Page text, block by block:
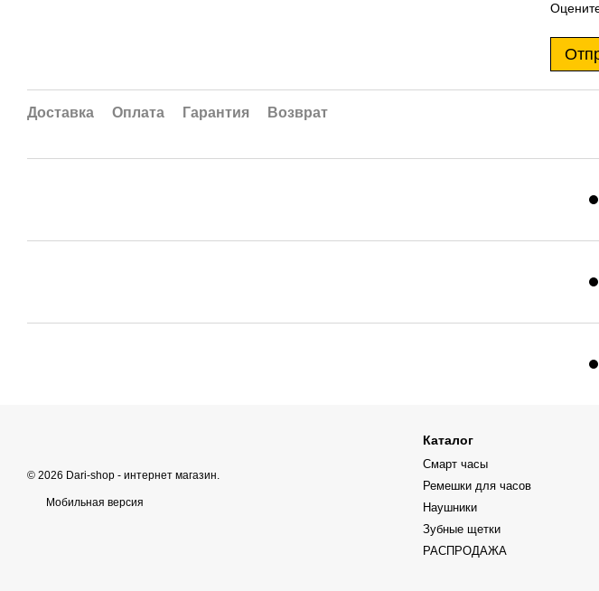
Доставка Оплата Гарантия Возврат
© 2026 Dari-shop - интернет магазин.
Мобильная версия
Каталог
Смарт часы
Ремешки для часов
Наушники
Зубные щетки
РАСПРОДАЖА